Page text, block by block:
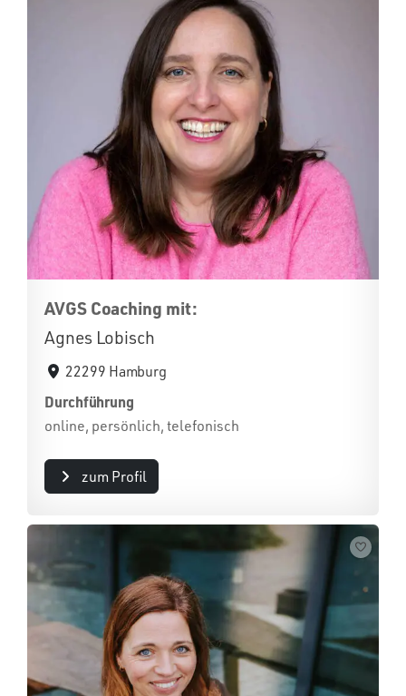
AVGS Coaching mit:
Agnes Lobisch
22299 Hamburg
Durchführung
online, persönlich, telefonisch
zum Profil